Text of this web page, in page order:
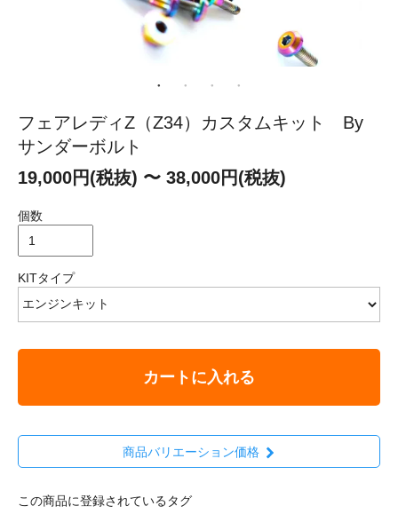
フェアレディZ（Z34）カスタムキット By
サンダーボルト
19,000円(税抜) 〜 38,000円(税抜)
個数
KITタイプ
カートに入れる
商品バリエーション価格
この商品に登録されているタグ